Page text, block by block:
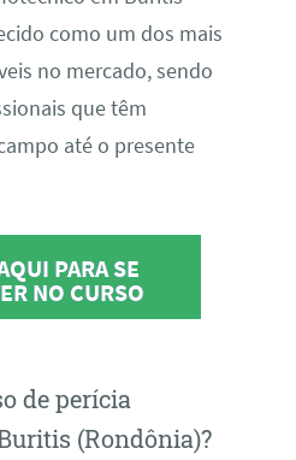
como um dos mais
no mercado, sendo
que têm
até o presente
PARA SE
NO CURSO
de perícia
(Rondônia)?